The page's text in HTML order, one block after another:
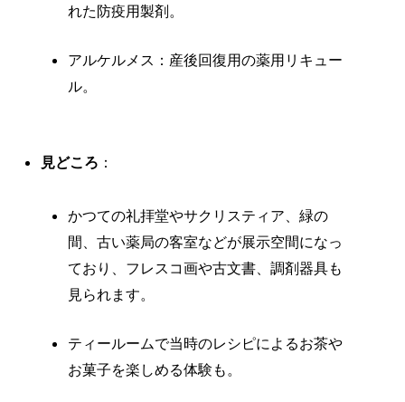
れた防疫用製剤。
アルケルメス：産後回復用の薬用リキュー
ル。
見どころ ：
かつての礼拝堂やサクリスティア、緑の
間、古い薬局の客室などが展示空間になっ
ており、フレスコ画や古文書、調剤器具も
見られます。
ティールームで当時のレシピによるお茶や
お菓子を楽しめる体験も。